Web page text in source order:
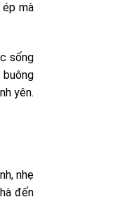
mà
sống
yên.
nhẹ
đến